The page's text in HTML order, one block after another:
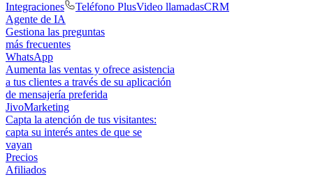
Integraciones
Teléfono PlusVideo llamadasCRM
Agente de IA
Gestiona las preguntas
más frecuentes
WhatsApp
Aumenta las ventas y ofrece asistencia
a tus clientes a través de su aplicación
de mensajería preferida
JivoMarketing
Capta la atención de tus visitantes:
capta su interés antes de que se
vayan
Precios
Afiliados